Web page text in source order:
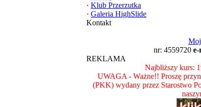
· Klub Przerzutka
· Galeria HighSlide
Kontakt
nr: 4559720
REKLAMA
Najbliższy kurs:
UWAGA - Ważne!! Proszę
(PKK) wydany przez Starostwo